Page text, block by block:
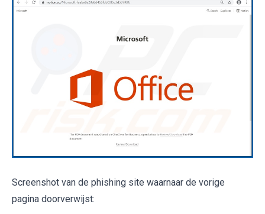
Screenshot van de phishing site waarnaar de vorige
pagina doorverwijst: